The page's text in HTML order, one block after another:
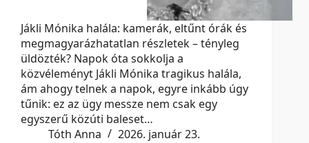
Jákli Mónika halála: kamerák, eltűnt órák és
megmagyarázhatatlan részletek – tényleg
üldözték? Napok óta sokkolja a
közvéleményt Jákli Mónika tragikus halála,
ám ahogy telnek a napok, egyre inkább úgy
tűnik: ez az ügy messze nem csak egy
egyszerű közúti baleset…
Tóth Anna
2026. január 23.